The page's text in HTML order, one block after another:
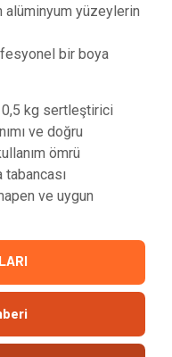
alüminyum yüzeylerin
bir boya
kg sertleştirici
ve doğru
ömrü
ve uygun